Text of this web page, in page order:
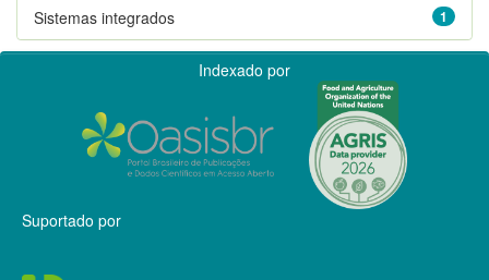
1
Sistemas integrados
Indexado por
Suportado por